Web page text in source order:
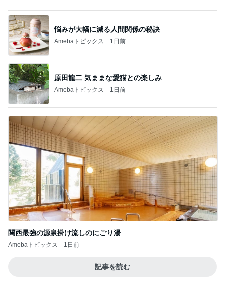
悩みが大幅に減る人間関係の秘訣
Amebaトピックス 1日前
原田龍二 気ままな愛猫との楽しみ
Amebaトピックス 1日前
関西最強の源泉掛け流しのにごり湯
Amebaトピックス 1日前
記事を読む